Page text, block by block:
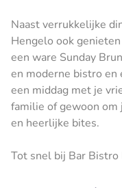
Naast verrukkelijke
Hengelo ook
een ware Sunday
en moderne bistro en
een middag met je
familie of gewoon
en heerlijke bites.
Tot snel bij Bar Bistro